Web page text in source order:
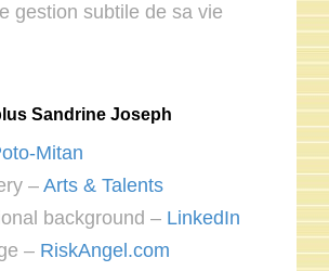
gestion subtile de sa vie
Sandrine Joseph
Mitan
– Arts & Talents
background – LinkedIn
– RiskAngel.com